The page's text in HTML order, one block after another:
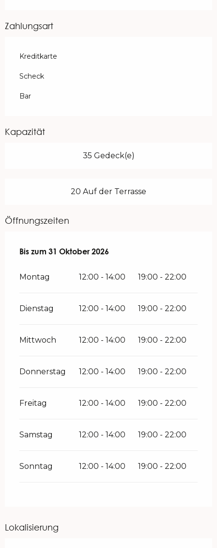
Zahlungsart
Kreditkarte
Scheck
Bar
Kapazität
35 Gedeck(e)
20 Auf der Terrasse
Öffnungszeiten
vom1 Mai 2026bis zum31 Oktober 2026
Bis zum 31 Oktober 2026
Montag 12:00 - 14:00 19:00 - 22:00
Dienstag 12:00 - 14:00 19:00 - 22:00
Mittwoch 12:00 - 14:00 19:00 - 22:00
Donnerstag 12:00 - 14:00 19:00 - 22:00
Freitag 12:00 - 14:00 19:00 - 22:00
Samstag 12:00 - 14:00 19:00 - 22:00
Sonntag 12:00 - 14:00 19:00 - 22:00
Lokalisierung